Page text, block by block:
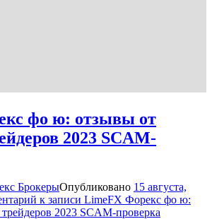
фо ю: отзывы от
2023 SCAM-
БрокерыОпубликовано 15 августа,
к записи LimeFX Форекс фо ю:
2023 SCAM-проверка